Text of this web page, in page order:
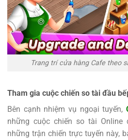
Trang trí cửa hàng Cafe theo
Tham gia cuộc chiến so tài đầu
Bên cạnh nhiệm vụ ngoại tuyến,
những cuộc chiến so tài Online
những trận chiến trực tuyến này,